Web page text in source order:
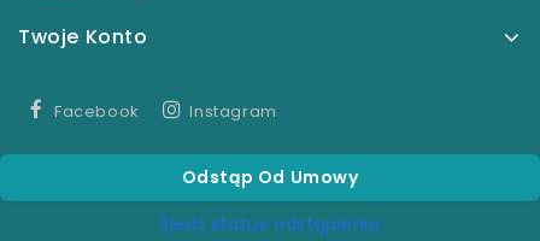
Twoje Konto
Facebook Instagram
Odstąp Od Umowy
Śledź status odstąpienia